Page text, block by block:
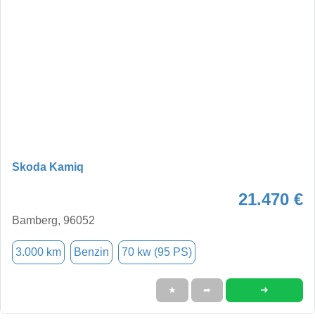
Skoda Kamiq
21.470 €
Bamberg, 96052
3.000 km Benzin 70 kw (95 PS)
★ ➦ ➜